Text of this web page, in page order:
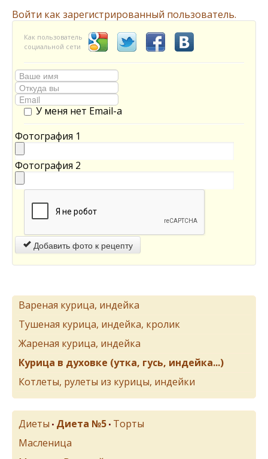
Войти как зарегистрированный пользователь.
Как пользователь
социальной сети
У меня нет Email-а
Фотография 1
Фотография 2
Добавить фото к рецепту
Вареная курица, индейка
Тушеная курица, индейка, кролик
Жареная курица, индейка
Курица в духовке (утка, гусь, индейка...)
Котлеты, рулеты из курицы, индейки
Диеты • Диета №5 • Торты
Масленица